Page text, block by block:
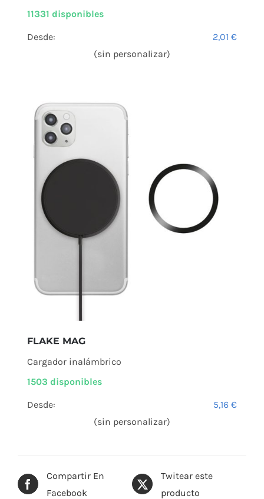
Compartir En
Facebook
Twitear este
producto
11331 disponibles
Desde: 2,01€
(sin personalizar)
FLAKE MAG
Cargador inalámbrico
1503 disponibles
Desde: 5,16€
(sin personalizar)